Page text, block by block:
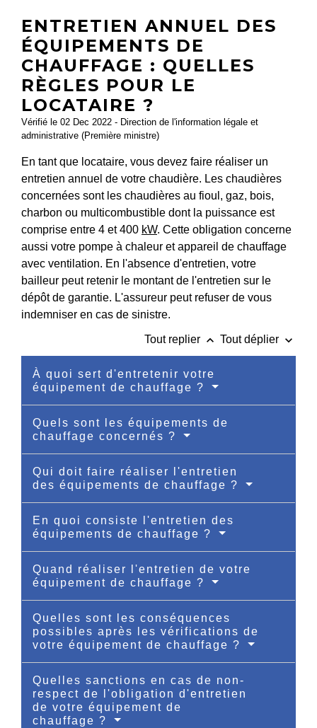
ENTRETIEN ANNUEL DES
ÉQUIPEMENTS DE
CHAUFFAGE : QUELLES
RÈGLES POUR LE
LOCATAIRE ?
Vérifié le 02 Dec 2022 - Direction de l'information légale et
administrative (Première ministre)
En tant que locataire, vous devez faire réaliser un
entretien annuel de votre chaudière. Les chaudières
concernées sont les chaudières au fioul, gaz, bois,
charbon ou multicombustible dont la puissance est
comprise entre 4 et 400 kW. Cette obligation concerne
aussi votre pompe à chaleur et appareil de chauffage
avec ventilation. En l'absence d'entretien, votre
bailleur peut retenir le montant de l'entretien sur le
dépôt de garantie. L'assureur peut refuser de vous
indemniser en cas de sinistre.
Tout replier keyboard_arrow_up Tout déplier keyboard_arrow_down
À quoi sert d'entretenir votre
équipement de chauffage ?
Quels sont les équipements de
chauffage concernés ?
Qui doit faire réaliser l'entretien
des équipements de chauffage ?
En quoi consiste l'entretien des
équipements de chauffage ?
Quand réaliser l'entretien de votre
équipement de chauffage ?
Quelles sont les conséquences
possibles après les vérifications de
votre équipement de chauffage ?
Quelles sanctions en cas de non-
respect de l'obligation d'entretien
de votre équipement de
chauffage ?